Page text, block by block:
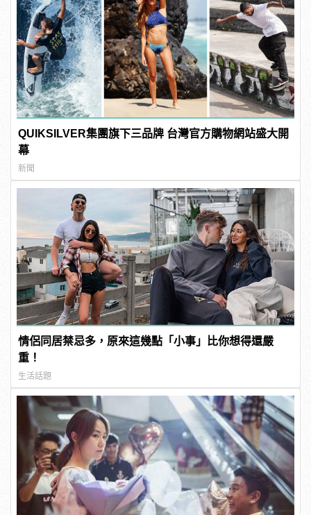
QUIKSILVER集團旗下三品牌 台灣官方購物網站盛大開
幕
新聞
情侶同居禁忌多，原來這幾點「小事」比你想得還嚴
重！
生活話題